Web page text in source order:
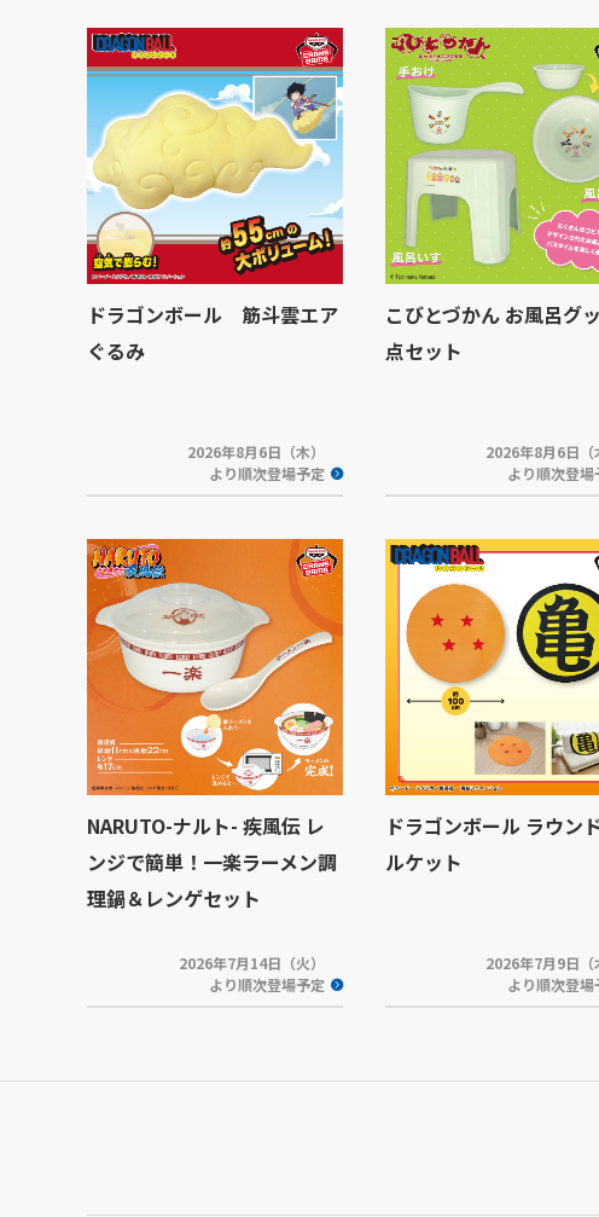
ドラゴンボール 筋斗雲エア
ぐるみ
2026年8月6日（木）
より順次登場予定
こびとづかん お風呂グ
点セット
2026年8月6日（
より順次登場
NARUTO-ナルト- 疾風伝 レ
ンジで簡単！一楽ラーメン調
理鍋＆レンゲセット
2026年7月14日（火）
より順次登場予定
ドラゴンボール ラウン
ルケット
2026年7月9日（
より順次登場